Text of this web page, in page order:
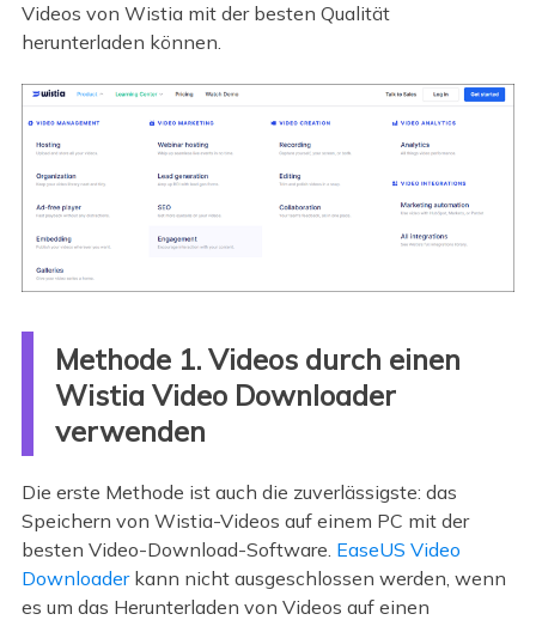
Videos von Wistia mit der besten Qualität
herunterladen können.
Methode 1. Videos durch einen
Wistia Video Downloader
verwenden
Die erste Methode ist auch die zuverlässigste: das
Speichern von Wistia-Videos auf einem PC mit der
besten Video-Download-Software. EaseUS Video
Downloaderkann nicht ausgeschlossen werden, wenn
es um das Herunterladen von Videos auf einen